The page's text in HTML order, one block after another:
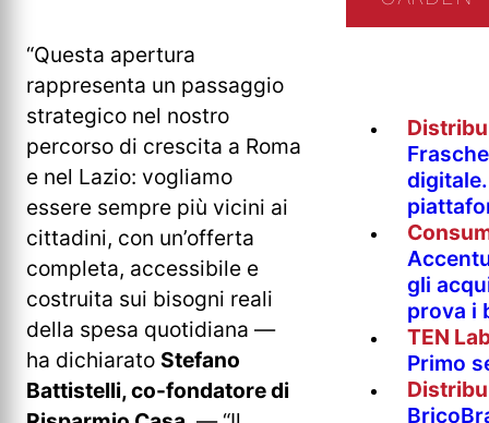
“Questa apertura
rappresenta un passaggio
strategico nel nostro
percorso di crescita a Roma
e nel Lazio: vogliamo
essere sempre più vicini ai
cittadini, con un’offerta
completa, accessibile e
costruita sui bisogni reali
della spesa quotidiana —
ha dichiarato Stefano
Battistelli, co-fondatore di
gli
prova i
TEN
Primo